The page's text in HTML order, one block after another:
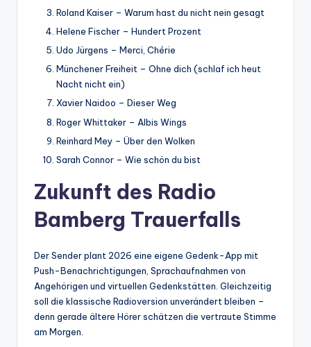
Roland Kaiser – Warum hast du nicht nein gesagt
Helene Fischer – Hundert Prozent
Udo Jürgens – Merci, Chérie
Münchener Freiheit – Ohne dich (schlaf ich heut
Nacht nicht ein)
Xavier Naidoo – Dieser Weg
Roger Whittaker – Albis Wings
Reinhard Mey – Über den Wolken
Sarah Connor – Wie schön du bist
Zukunft des Radio
Bamberg Trauerfalls
Der Sender plant 2026 eine eigene Gedenk-App mit
Push-Benachrichtigungen, Sprachaufnahmen von
Angehörigen und virtuellen Gedenkstätten. Gleichzeitig
soll die klassische Radioversion unverändert bleiben –
denn gerade ältere Hörer schätzen die vertraute Stimme
am Morgen.